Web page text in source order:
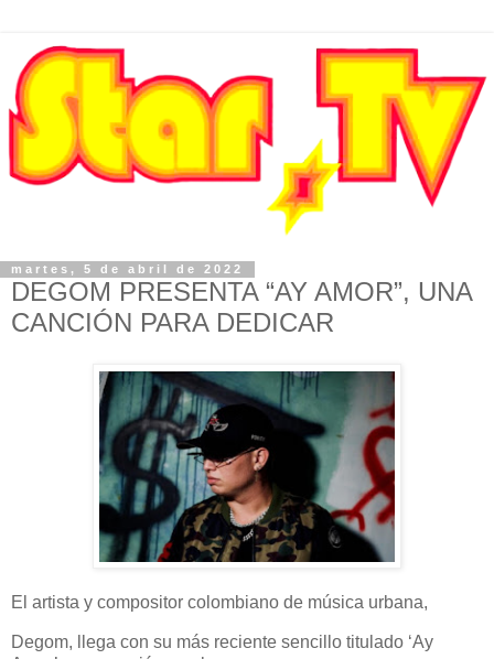
martes, 5 de abril de 2022
DEGOM PRESENTA “AY AMOR”, UNA
CANCIÓN PARA DEDICAR
El artista y compositor colombiano de música urbana,
Degom, llega con su más reciente sencillo titulado ‘Ay